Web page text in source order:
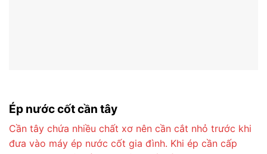
Ép nước cốt cần tây
Cần tây chứa nhiều chất xơ nên cần cắt nhỏ trước khi
đưa vào máy ép nước cốt gia đình. Khi ép cần cấp